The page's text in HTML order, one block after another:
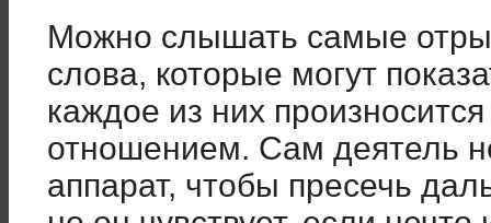
Можно слышать самые
слова, которые могут
каждое из них
отношением. Сам деятель
аппарат, чтобы пресечь